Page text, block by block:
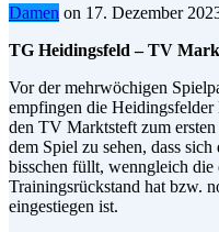
Damen on 17. Dezember
TG Heidingsfeld – TV
Vor der mehrwöchigen
empfingen die Heidingsfelder
den TV Marktsteft zum
dem Spiel zu sehen, dass
bisschen füllt, wenngleich die
Trainingsrückstand hat bzw.
eingestiegen ist.